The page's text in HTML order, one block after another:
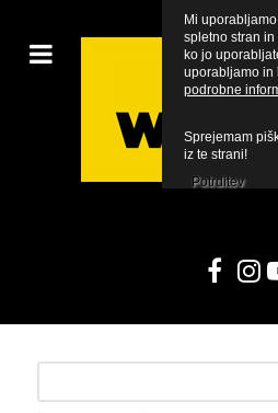
Mi
spletno stran
ko jo
uporabljamo in
podrobne
Sprejemam
iz te strani!
Potrditev